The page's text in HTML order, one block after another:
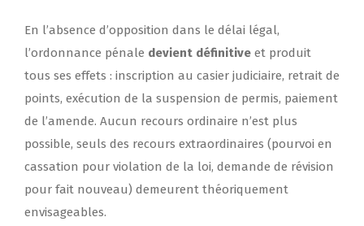
En l’absence d’opposition dans le délai légal,
l’ordonnance pénale devient définitive et produit
tous ses effets : inscription au casier judiciaire, retrait de
points, exécution de la suspension de permis, paiement
de l’amende. Aucun recours ordinaire n’est plus
possible, seuls des recours extraordinaires (pourvoi en
cassation pour violation de la loi, demande de révision
pour fait nouveau) demeurent théoriquement
envisageables.